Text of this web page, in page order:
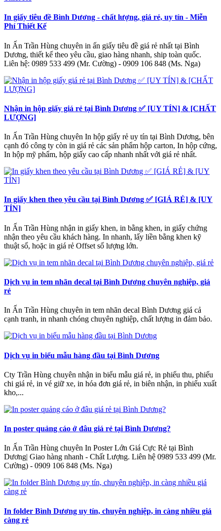
In giấy tiêu đề Bình Dương - chất lượng, giá rẻ, uy tín - Miễn
Phí Thiết Kế
In Ấn Trần Hùng chuyên in ấn giấy tiêu đề giá rẻ nhất tại Bình
Dương, thiết kế theo yêu cầu, giao hàng nhanh, ship toàn quốc.
Liên hệ: 0989 533 499 (Mr. Cường) - 0909 106 848 (Ms. Nga)
Nhận in hộp giấy giá rẻ tại Bình Dương ✅ [UY TÍN] & [CHẤT
LƯỢNG]
In Ấn Trần Hùng chuyên In hộp giấy rẻ uy tín tại Bình Dương, bên
cạnh đó công ty còn in giá rẻ các sản phẩm hộp carton, In hộp cứng,
In hộp mỹ phẩm, hộp giấy cao cấp nhanh nhất với giá rẻ nhất.
In giấy khen theo yêu cầu tại Bình Dương ✅ [GIÁ RẺ] & [UY
TÍN]
In Ấn Trần Hùng nhận in giấy khen, in bằng khen, in giấy chứng
nhận theo yêu cầu khách hàng. In nhanh, lấy liền bằng khen kỹ
thuật số, hoặc in giá rẻ Offset số lượng lớn.
Dịch vụ in tem nhãn decal tại Bình Dương chuyên nghiệp, giá
rẻ
In Ấn Trần Hùng chuyên in tem nhãn decal Bình Dương giá cả
cạnh tranh, in nhanh chóng chuyên nghiệp, chất lượng in đảm bảo.
Dịch vụ in biểu mẫu hàng đầu tại Bình Dương
Cty Trần Hùng chuyên nhận in biểu mẫu giá rẻ, in phiếu thu, phiếu
chi giá rẻ, in vé giữ xe, in hóa đơn giá rẻ, in biên nhận, in phiếu xuất
kho,...
In poster quảng cáo ở đâu giá rẻ tại Bình Dương?
In Ấn Trần Hùng chuyên In Poster Lớn Giá Cực Rẻ tại Bình
Dương| Giao hàng nhanh - Chất Lượng‎. Liên hệ 0989 533 499 (Mr.
Cường) - 0909 106 848 (Ms. Nga)
In folder Bình Dương uy tín, chuyên nghiệp, in càng nhiều giá
càng rẻ